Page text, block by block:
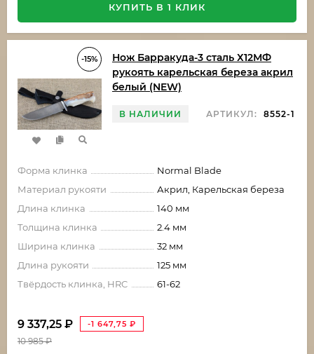
КУПИТЬ В 1 КЛИК
-15%
Нож Барракуда-3 сталь Х12МФ
рукоять карельская береза акрил
белый (NEW)
В НАЛИЧИИ АРТИКУЛ: 8552-1
Форма клинка
Normal Blade
Материал рукояти
Акрил, Карельская береза
Длина клинка
140 мм
Толщина клинка
2.4 мм
Ширина клинка
32 мм
Длина рукояти
125 мм
Твёрдость клинка, HRC
61-62
9 337,25 ₽ -1 647,75 ₽
10 985₽